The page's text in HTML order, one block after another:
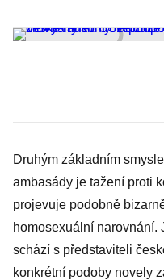
Druhým základním
ambasády je tažení proti
projevuje podobně
homosexuální narovnání.
schází s představiteli
konkrétní podoby novely